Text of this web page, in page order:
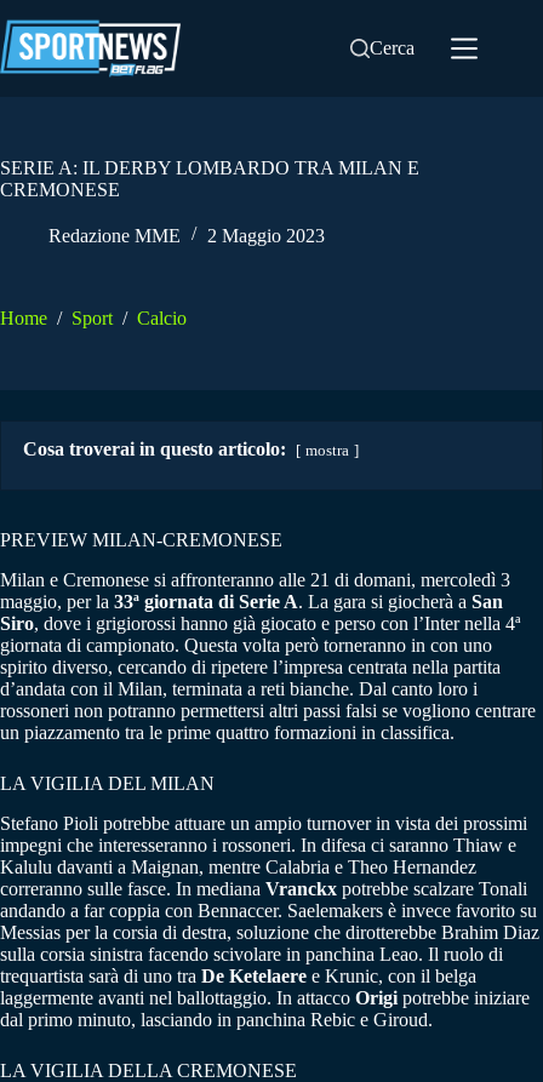
al
contenuto
Cerca
SERIE A: IL DERBY LOMBARDO TRA MILAN E
CREMONESE
Redazione MME 2 Maggio 2023
Home / Sport / Calcio
Cosa troverai in questo articolo: mostra
PREVIEW MILAN-CREMONESE
Milan e Cremonese si affronteranno alle 21 di domani, mercoledì 3
maggio, per la 33ª giornata di Serie A. La gara si giocherà a San
Siro, dove i grigiorossi hanno già giocato e perso con l’Inter nella 4ª
giornata di campionato. Questa volta però torneranno in con uno
spirito diverso, cercando di ripetere l’impresa centrata nella partita
d’andata con il Milan, terminata a reti bianche. Dal canto loro i
rossoneri non potranno permettersi altri passi falsi se vogliono centrare
un piazzamento tra le prime quattro formazioni in classifica.
LA VIGILIA DEL MILAN
Stefano Pioli potrebbe attuare un ampio turnover in vista dei prossimi
impegni che interesseranno i rossoneri. In difesa ci saranno Thiaw e
Kalulu davanti a Maignan, mentre Calabria e Theo Hernandez
correranno sulle fasce. In mediana Vranckx potrebbe scalzare Tonali
andando a far coppia con Bennaccer. Saelemakers è invece favorito su
Messias per la corsia di destra, soluzione che dirotterebbe Brahim Diaz
sulla corsia sinistra facendo scivolare in panchina Leao. Il ruolo di
trequartista sarà di uno tra De Ketelaere e Krunic, con il belga
laggermente avanti nel ballottaggio. In attacco Origi potrebbe iniziare
dal primo minuto, lasciando in panchina Rebic e Giroud.
LA VIGILIA DELLA CREMONESE